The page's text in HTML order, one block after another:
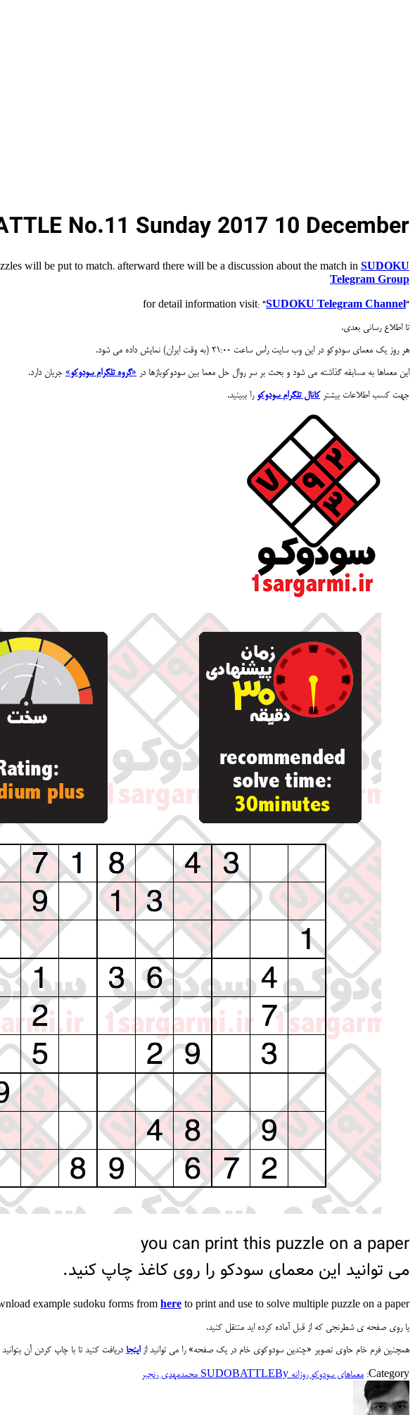
No.11 Sunday 2017 10 December
will be put to match. afterward there will be a discussion about the match in SUDOKU
Telegram Group
“for detail information visit: “
SUDOKU Telegram Channel
تا اطلاع رسانی بعدی،
هر روز یک معمای سودوکو در این وب سایت راس ساعت ۲۱:۰۰ (به وقت ایران) نمایش داده می شود.
این معماها به مسابقه گذاشته می شود و بحث بر سر روال حل معما بین سودوکوبازها در «گروه تلگرام سودوکو» جریان دارد.
جهت کسب اطلاعات بیشترکانال تلگرام سودوکو را ببینید.
you can print this puzzle on a paper
می توانید این معمای سودکو را روی کاغذ چاپ کنید.
example sudoku forms from here to print and use to solve multiple puzzle on a paper
یا روی صفحه ی شطرنجی که از قبل آماده کرده اید منتقل کنید.
همچنین فرم خام حاوی تصویر «چندین سودوکوی خام در یک صفحه» را می توانید ازاینجا دریافت کنید تا با چاپ کردن آن
Category: معماهای سودوکو روزانه SUDOBATTLE By محمدمهدی رنجبر